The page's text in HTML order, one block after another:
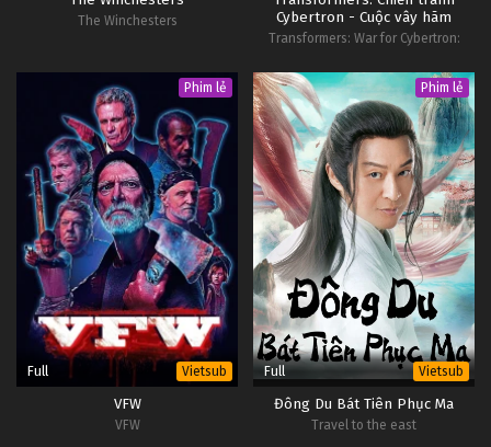
The Winchesters
Cybertron - Cuộc vây hãm
Transformers: War for Cybertron:
Phim lẻ
Full Vietsub
VFW
VFW
Phim lẻ
Full Vietsub
Đông Du Bát Tiên Phục Ma
Travel to the east